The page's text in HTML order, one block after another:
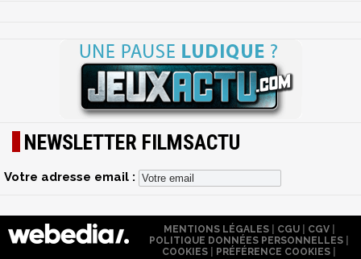
NEWSLETTER FILMSACTU
Votre adresse email :
MENTIONS LÉGALES| CGU| CGV|
POLITIQUE DONNÉES PERSONNELLES
COOKIES
PRÉFÉRENCE COOKIES